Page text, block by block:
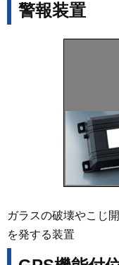
警報装置
ガラスの破壊やこじ
を発する装置